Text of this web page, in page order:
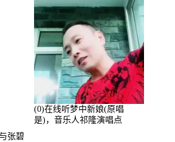
(0)在线听梦中新娘(原唱
是)，音乐人祁隆演唱点